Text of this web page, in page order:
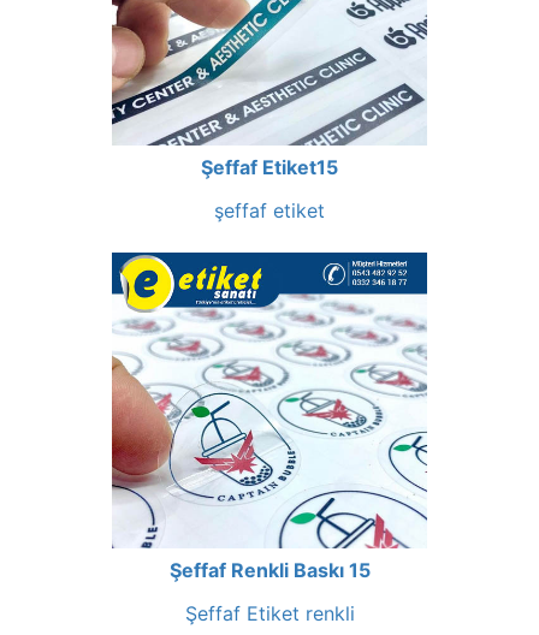
Şeffaf Etiket15
şeffaf etiket
Şeffaf Renkli Baskı 15
Şeffaf Etiket renkli